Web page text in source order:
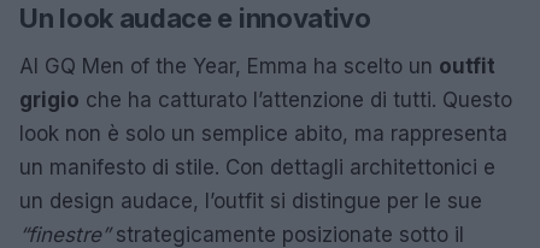
Un look audace e innovativo
Al GQ Men of the Year, Emma ha scelto un outfit
grigio che ha catturato l’attenzione di tutti. Questo
look non è solo un semplice abito, ma rappresenta
un manifesto di stile. Con dettagli architettonici e
un design audace, l’outfit si distingue per le sue
“finestre”strategicamente posizionate sotto il